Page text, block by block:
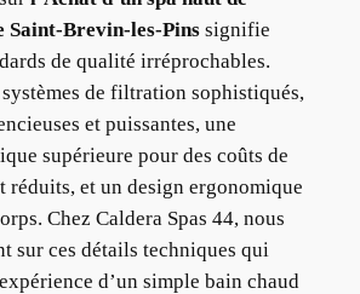
Saint-Brevin-les-Pinssignifie
de qualité irréprochables.
de filtration sophistiqués,
et puissantes, une
supérieure pour des coûts de
réduits, et un design ergonomique
Chez Caldera Spas 44, nous
sur ces détails techniques qui
d’un simple bain chaud